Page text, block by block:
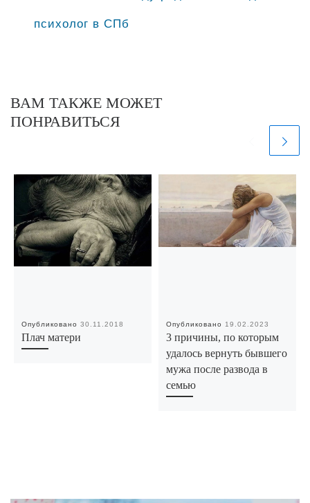
психолог в СПб
ВАМ ТАКЖЕ МОЖЕТ
ПОНРАВИТЬСЯ
Опубликовано30.11.2018
Плач матери
Опубликовано 19.02.2023
3 причины, по которым
удалось вернуть бывшего
мужа после развода в
семью